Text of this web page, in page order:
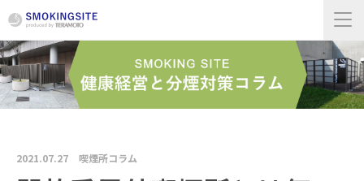
2021.07.27 喫煙所コラム